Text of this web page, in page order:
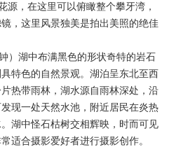
源，在这里可以俯瞰整个攀牙湾，
，这里风景独美是拍出美照的绝佳
）湖中布满黑色的形状奇特的岩石
特色的自然景观。湖泊呈东北至西
热带雨林，湖水源自雨林深处，沿
现一处天然水池，附近居民在炎热
湖中怪石枯树交相辉映，时而可见
适合摄影爱好者进行摄影创作。